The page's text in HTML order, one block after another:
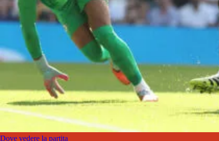
Dove vedere la partita